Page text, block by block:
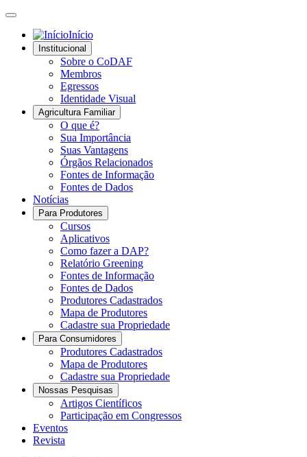
Início
Institucional
Sobre o CoDAF
Membros
Egressos
Identidade Visual
Agricultura Familiar
O que é?
Sua Importância
Suas Vantagens
Órgãos Relacionados
Fontes de Informação
Fontes de Dados
Notícias
Para Produtores
Cursos
Aplicativos
Como fazer a DAP?
Relatório Greening
Fontes de Informação
Fontes de Dados
Produtores Cadastrados
Mapa de Produtores
Cadastre sua Propriedade
Para Consumidores
Produtores Cadastrados
Mapa de Produtores
Cadastre sua Propriedade
Nossas Pesquisas
Artigos Científicos
Participação em Congressos
Eventos
Revista